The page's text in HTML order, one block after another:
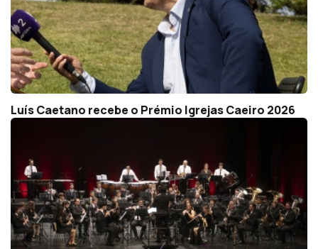
Luís Caetano recebe o Prémio Igrejas Caeiro 2026